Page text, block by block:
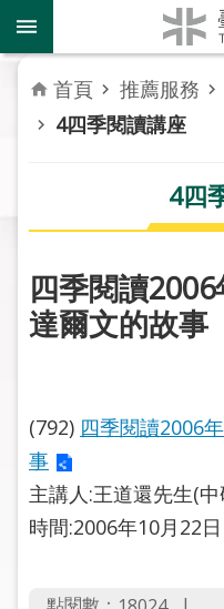
跳到主要內容區塊
到
館
資
訊
務
活
動
關
於
市
圖
首頁 推薦服務
4四季閱讀講座
4四
四季閱讀
達爾文的故事
(792) 四季閱讀2006
事
主講人:王道還先生(
時間:2006年10月22日
點閱數：